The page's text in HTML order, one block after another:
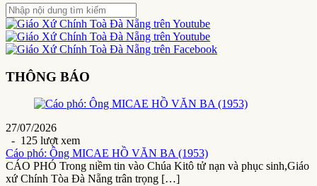
THÔNG BÁO
27/07/2026
- 125 lượt xem
Cáo phó: Ông MICAE HỒ VĂN BA (1953)
CÁO PHÓ Trong niềm tin vào Chúa Kitô tử nạn và phục sinh,Giáo
xứ Chính Tòa Đà Nẵng trân trọng […]